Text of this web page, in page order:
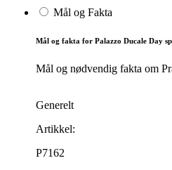
Mål og Fakta
Mål og fakta for Palazzo Ducale Day
Mål og nødvendig fakta om
Generelt
Artikkel:
P7162